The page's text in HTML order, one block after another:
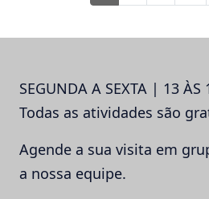
SEGUNDA A SEXTA | 13 ÀS
Todas as atividades são
Agende a sua visita em
a nossa equipe.